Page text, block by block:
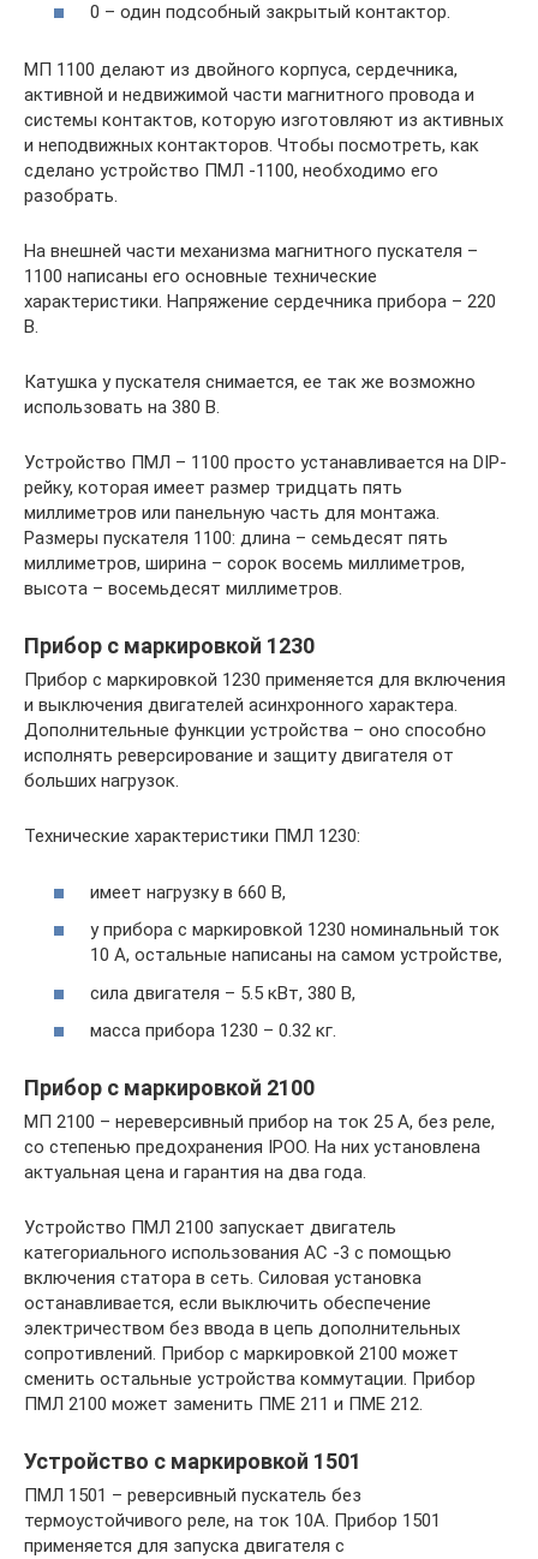
0 – один подсобный закрытый контактор.
МП 1100 делают из двойного корпуса, сердечника,
активной и недвижимой части магнитного провода и
системы контактов, которую изготовляют из активных
и неподвижных контакторов. Чтобы посмотреть, как
сделано устройство ПМЛ -1100, необходимо его
разобрать.
На внешней части механизма магнитного пускателя –
1100 написаны его основные технические
характеристики. Напряжение сердечника прибора – 220
В.
Катушка у пускателя снимается, ее так же возможно
использовать на 380 В.
Устройство ПМЛ – 1100 просто устанавливается на DIP-
рейку, которая имеет размер тридцать пять
миллиметров или панельную часть для монтажа.
Размеры пускателя 1100: длина – семьдесят пять
миллиметров, ширина – сорок восемь миллиметров,
высота – восемьдесят миллиметров.
Прибор с маркировкой 1230
Прибор с маркировкой 1230 применяется для включения
и выключения двигателей асинхронного характера.
Дополнительные функции устройства – оно способно
исполнять реверсирование и защиту двигателя от
больших нагрузок.
Технические характеристики ПМЛ 1230:
имеет нагрузку в 660 В,
у прибора с маркировкой 1230 номинальный ток
10 А, остальные написаны на самом устройстве,
сила двигателя – 5.5 кВт, 380 В,
масса прибора 1230 – 0.32 кг.
Прибор с маркировкой 2100
МП 2100 – нереверсивный прибор на ток 25 А, без реле,
со степенью предохранения IPOO. На них установлена
актуальная цена и гарантия на два года.
Устройство ПМЛ 2100 запускает двигатель
категориального использования АС -3 с помощью
включения статора в сеть. Силовая установка
останавливается, если выключить обеспечение
электричеством без ввода в цепь дополнительных
сопротивлений. Прибор с маркировкой 2100 может
сменить остальные устройства коммутации. Прибор
ПМЛ 2100 может заменить ПМЕ 211 и ПМЕ 212.
Устройство с маркировкой 1501
ПМЛ 1501 – реверсивный пускатель без
термоустойчивого реле, на ток 10А. Прибор 1501
применяется для запуска двигателя с